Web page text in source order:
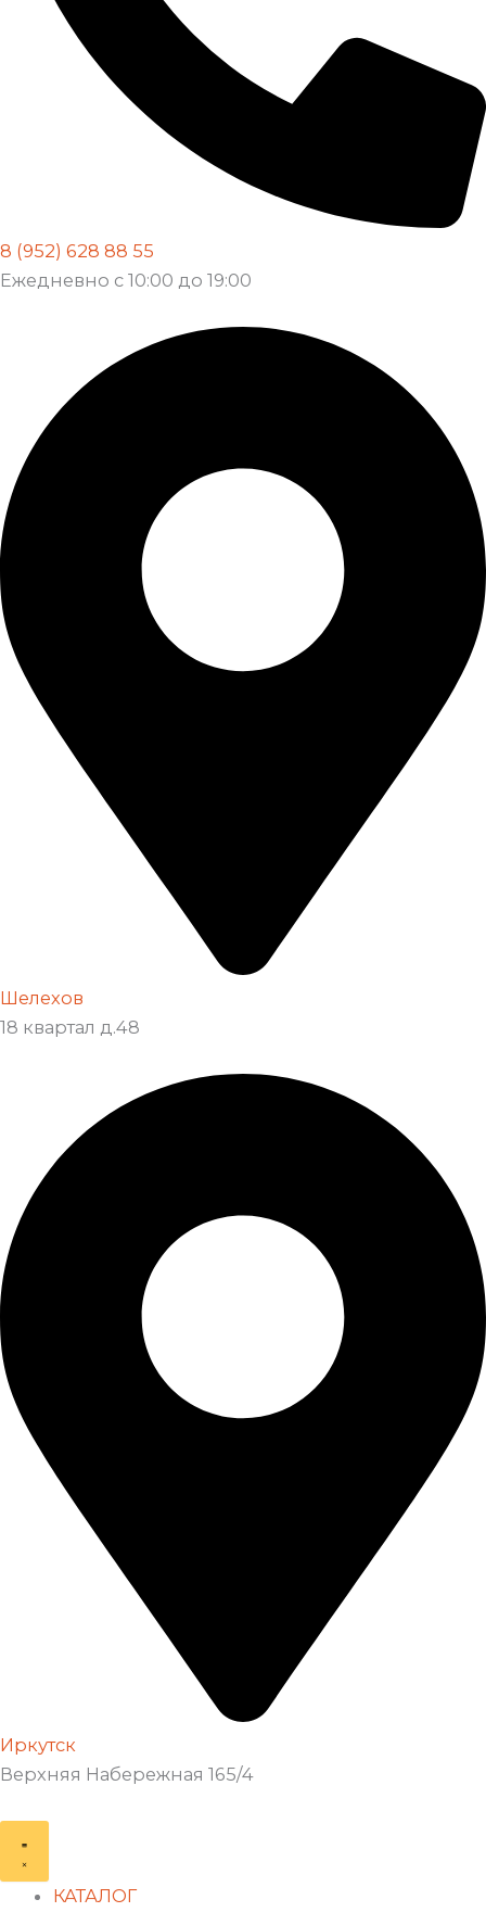
8 (952) 628 88 55
Ежедневно с 10:00 до 19:00
Шелехов
18 квартал д.48
Иркутск
Верхняя Набережная 165/4
КАТАЛОГ